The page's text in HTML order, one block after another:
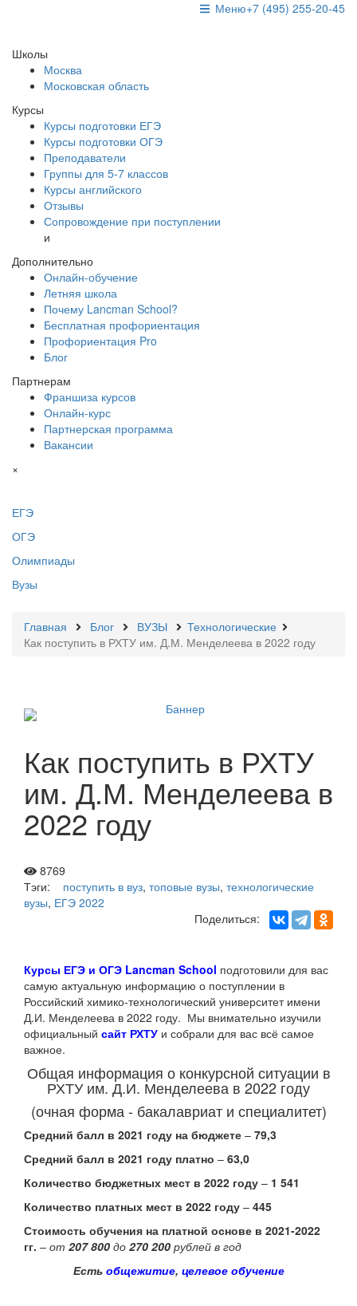
+7 (495) 255-20-45
Меню
Школы
Москва
Московская область
Курсы
Курсы подготовки ЕГЭ
Курсы подготовки ОГЭ
Преподаватели
Группы для 5-7 классов
Курсы английского
Отзывы
Сопровождение при поступлении
и
Дополнительно
Онлайн-обучение
Летняя школа
Почему Lancman School?
Бесплатная профориентация
Профориентация Pro
Блог
Партнерам
Франшиза курсов
Онлайн-курс
Партнерская программа
Вакансии
×
ЕГЭ
ОГЭ
Олимпиады
Вузы
Главная Блог ВУЗЫ
Технологические
Как поступить в РХТУ им. Д.М. Менделеева в 2022 году
Как поступить в РХТУ
им. Д.М. Менделеева в
2022 году
8769
Тэги:
поступить в вуз, топовые вузы, технологические
вузы, ЕГЭ 2022
Поделиться:
Курсы ЕГЭ и ОГЭ Lancman School подготовили для вас
самую актуальную информацию о поступлении в
Российский химико-технологический университет имени
Д.И. Менделеева в 2022 году. Мы внимательно изучили
официальный сайт РХТУ и собрали для вас всё самое
важное.
Общая информация о конкурсной ситуации в
РХТУ им. Д.И. Менделеева в 2022 году
(очная форма - бакалавриат и специалитет)
Средний балл в 2021 году на бюджете – 79,3
Средний балл в 2021 году платно – 63,0
Количество бюджетных мест в 2022 году – 1 541
Количество платных мест в 2022 году – 445
Стоимость обучения на платной основе в 2021-2022
гг. – от 207 800 до 270 200 рублей в год
Есть общежитие, целевое обучение